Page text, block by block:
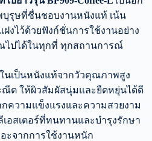
รุษที่ชื่นชอบงานหนังแท้ เน้น
งไว้ด้วยฟังก์ชั่นการใช้งานอย่าง
ไปได้ในทุกที่ ทุกสถานการณ์
นเป็นหนังแท้จากวัวคุณภาพสูง
ณีต ให้ผิวสัมผัสนุ่มและยืดหยุ่นได้ดี
ความแข็งแรงและความสวยงาม
อสเตอร์ที่ทนทานและบำรุงรักษา
อะจากการใช้งานหนัก